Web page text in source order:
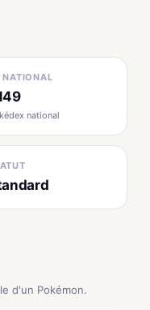
NATIONAL
national
d'un Pokémon.